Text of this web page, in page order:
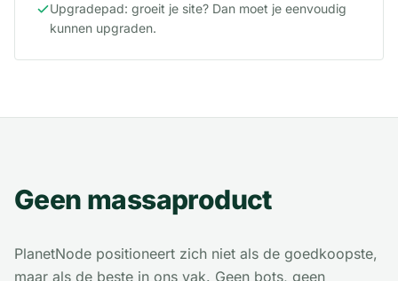
Upgradepad: groeit je site? Dan moet je eenvoudig
kunnen upgraden.
Geen massaproduct
PlanetNode positioneert zich niet als de goedkoopste,
maar als de beste in ons vak. Geen bots, geen